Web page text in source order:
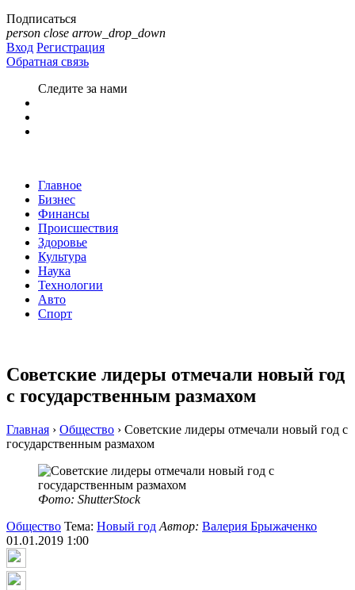
Подписаться
person close arrow_drop_down
Вход Регистрация
Обратная связь
Следите за нами
Главное
Бизнес
Финансы
Происшествия
Здоровье
Культура
Наука
Технологии
Авто
Спорт
Советские лидеры отмечали новый год
с государственным размахом
Главная › Общество › Советские лидеры отмечали новый год с
государственным размахом
Фото: ShutterStock
Общество Тема: Новый год Автор: Валерия Брыжаченко
01.01.2019 1:00